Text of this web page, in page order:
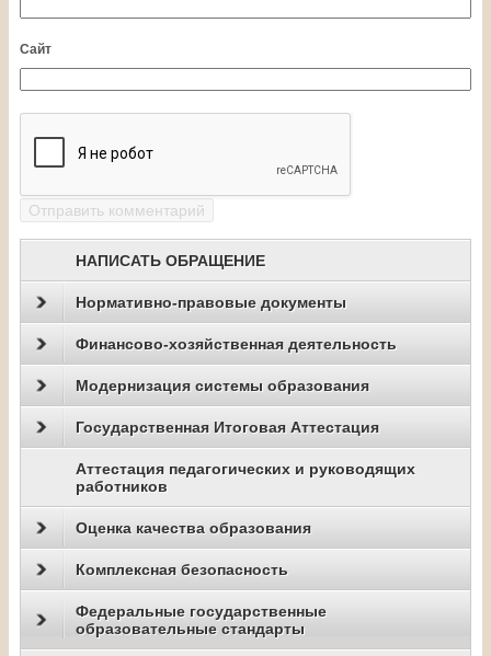
Сайт
НАПИСАТЬ ОБРАЩЕНИЕ
Нормативно-правовые документы
Финансово-хозяйственная деятельность
Модернизация системы образования
Государственная Итоговая Аттестация
Аттестация педагогических и руководящих
работников
Оценка качества образования
Комплексная безопасность
Федеральные государственные
образовательные стандарты